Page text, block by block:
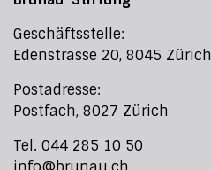
Geschäftsstelle:
Edenstrasse 20, 8045 Zürich
Postadresse:
Postfach, 8027 Zürich
Tel. 044 285 10 50